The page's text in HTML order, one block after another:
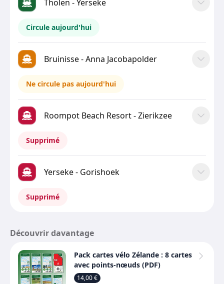
Tholen - Yerseke
Circule aujourd'hui
Bruinisse - Anna Jacobapolder
Ne circule pas aujourd'hui
Roompot Beach Resort - Zierikzee
Supprimé
Yerseke - Gorishoek
Supprimé
Découvrir davantage
Pack cartes vélo Zélande : 8 cartes
avec points-nœuds (PDF)
14,00 €